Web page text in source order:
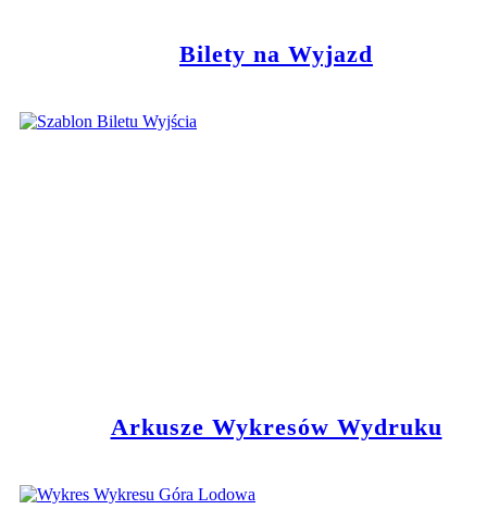
Bilety na Wyjazd
Arkusze Wykresów Wydruku